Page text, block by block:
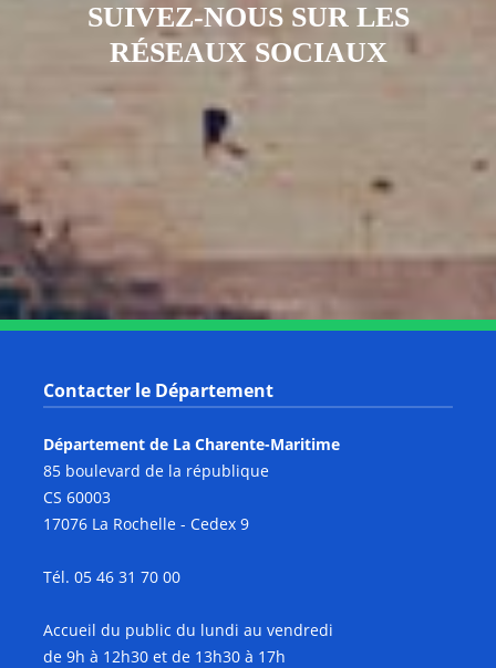
SUIVEZ-NOUS SUR LES
RÉSEAUX SOCIAUX
Notre page Instagram
Notre page Facebook
Notre page X
Notre page Youtube
Contacter le Département
Département de La Charente-Maritime
85 boulevard de la république
CS 60003
17076 La Rochelle - Cedex 9
Tél. 05 46 31 70 00
Accueil du public du lundi au vendredi
de 9h à 12h30 et de 13h30 à 17h